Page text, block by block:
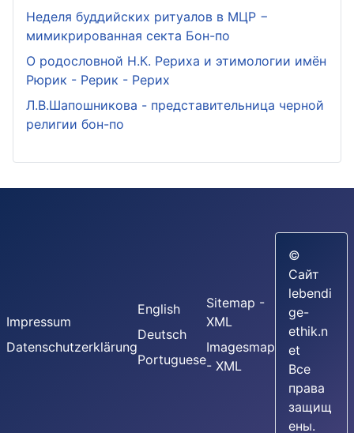
Неделя буддийских ритуалов в МЦР −
мимикрированная секта Бон-по
О родословной Н.К. Рериха и этимологии имён
Рюрик - Рерик - Рерих
Л.В.Шапошникова - представительница черной
религии бон-по
Impressum
Datenschutzerklärung
English
Deutsch
Portuguese
Sitemap -
XML
Imagesmap
- XML
©
Сайт
lebendi
ge-
ethik.n
et
Все
права
защищ
ены.